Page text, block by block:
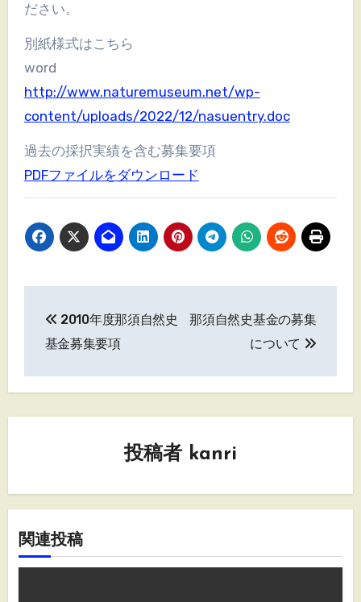
ださい。
別紙様式はこちら
word
http://www.naturemuseum.net/wp-
content/uploads/2022/12/nasuentry.doc
過去の採択実績を含む募集要項
PDFファイルをダウンロード
稿
ビ
シ
ョ
ン
2010年度那須自然史
基金募集要項
那須自然史基金の募集
について
投稿者 kanri
関連投稿